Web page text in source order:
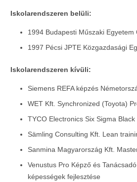
Iskolarendszeren belüli:
1994 Budapesti Műszaki
1997 Pécsi JPTE Közgazdasági
Iskolarendszeren kívüli:
Siemens REFA képzés
WET Kft. Synchronized (Toyota)
TYCO Electronics Six Sigma Black
Sämling Consulting Kft. Lean
Sanmina Magyarország Kft.
Venustus Pro Képző és
képességek fejlesztése